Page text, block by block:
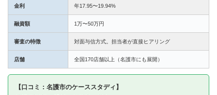
金利 年17.95〜19.94%
融資額 1万〜50万円
審査の特徴 対面与信方式。担当者が直接ヒアリング
店舗 全国170店舗以上（名護市にも展開）
【口コミ：名護市のケーススタディ】